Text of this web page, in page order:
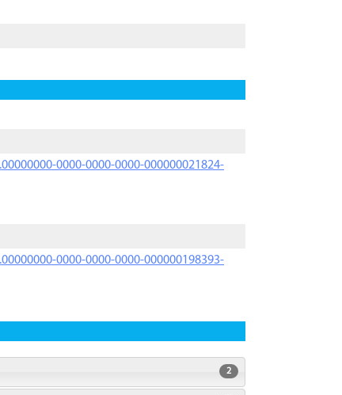
0000-0000-0000-000000021824-
0000-0000-0000-000000198393-
2